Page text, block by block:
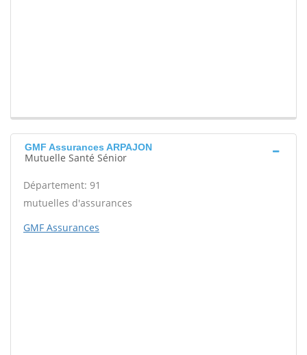
GMF Assurances ARPAJON
Mutuelle Santé Sénior
Département: 91
mutuelles d'assurances
GMF Assurances